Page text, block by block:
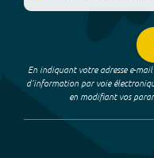
En indiquant votre adresse e-
d’information par voie
en modifiant vos